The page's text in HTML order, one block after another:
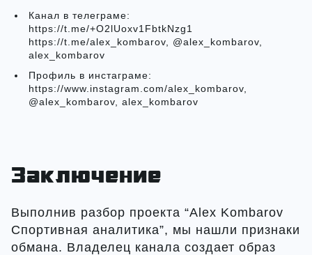
Канал в телеграме:
https://t.me/+O2lUoxv1FbtkNzg1
https://t.me/alex_kombarov, @alex_kombarov,
alex_kombarov
Профиль в инстаграме:
https://www.instagram.com/alex_kombarov,
@alex_kombarov, alex_kombarov
Заключение
Выполнив разбор проекта “Alex Kombarov
Спортивная аналитика”, мы нашли признаки
обмана. Владелец канала создает образ